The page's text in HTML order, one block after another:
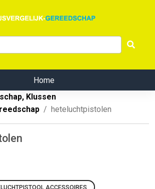
Home
Klussen
heteluchtpistolen